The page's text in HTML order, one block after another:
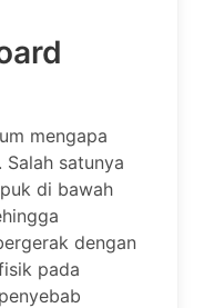
mengapa
satunya
di bawah
dengan
pada